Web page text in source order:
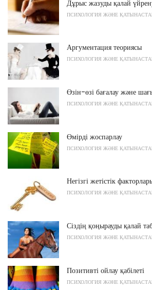
Дұрыс жазуды қалай
ПСИХОЛОГИЯ ЖӘНЕ
Аргументация теориясы
ПСИХОЛОГИЯ ЖӘНЕ
Өзін-өзі бағалау және
ПСИХОЛОГИЯ ЖӘНЕ
Өмірді жоспарлау
ПСИХОЛОГИЯ ЖӘНЕ
Негізгі жетістік
ПСИХОЛОГИЯ ЖӘНЕ
Сіздің қоңырауды қалай
ПСИХОЛОГИЯ ЖӘНЕ
Позитивті ойлау қабілеті
ПСИХОЛОГИЯ ЖӘНЕ